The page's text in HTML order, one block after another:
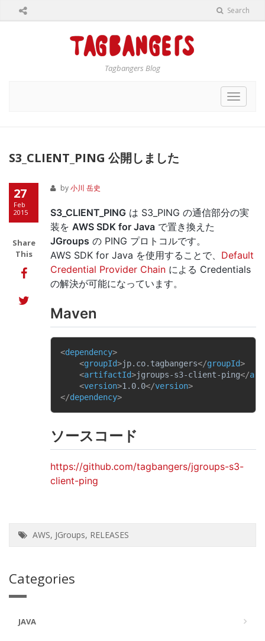
Search
Tagbangers Blog
Toggle
S3_CLIENT_PING 公開しました
27
Feb
2015
Share
This
by小川 岳史
S3_CLIENT_PING は S3_PING の通信部分の実
装を AWS SDK for Java で置き換えた
JGroups の PING プロトコルです。
AWS SDK for Java を使用することで、 Default
Credential Provider Chain による Credentials
の解決が可能になっています。
Maven
<dependency>
<groupId>jp.co.tagbangers</groupId>
<artifactId>jgroups-s3-client-ping</
<version>1.0.0</version>
</dependency>
ソースコード
https://github.com/tagbangers/jgroups-s3-
client-ping
AWS, JGroups, RELEASES
Categories
JAVA